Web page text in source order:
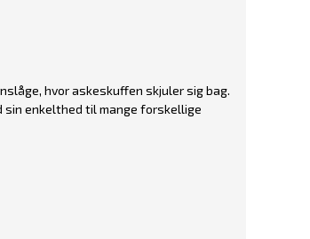
hvor askeskuffen skjuler sig bag.
sin enkelthed til mange forskellige